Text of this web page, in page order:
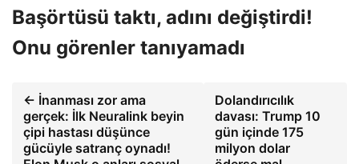
Başörtüsü taktı, adını değiştirdi!
Onu görenler tanıyamadı
← İnanması zor ama
gerçek: İlk Neuralink beyin
çipi hastası düşünce
gücüyle satranç oynadı!
Dolandırıcılık
davası: Trump 10
gün içinde 175
milyon dolar